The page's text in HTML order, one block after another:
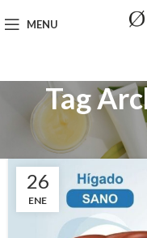
MENU
Tag
26
ENE